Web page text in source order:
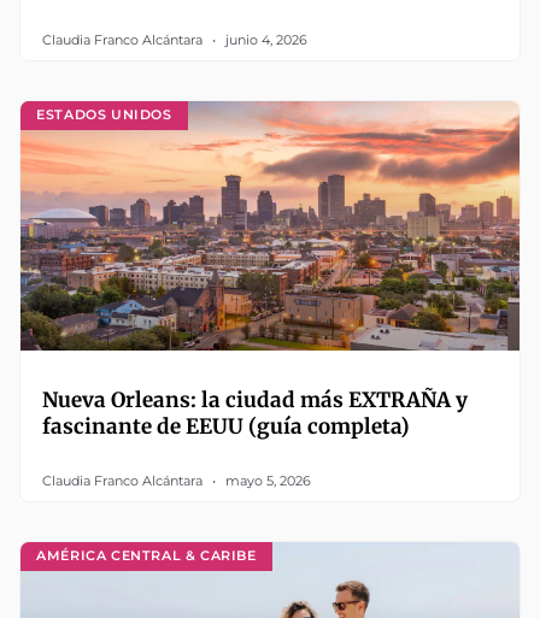
Claudia Franco Alcántara junio 4, 2026
ESTADOS UNIDOS
Nueva Orleans: la ciudad más EXTRAÑA y
fascinante de EEUU (guía completa)
Claudia Franco Alcántara mayo 5, 2026
AMÉRICA CENTRAL & CARIBE